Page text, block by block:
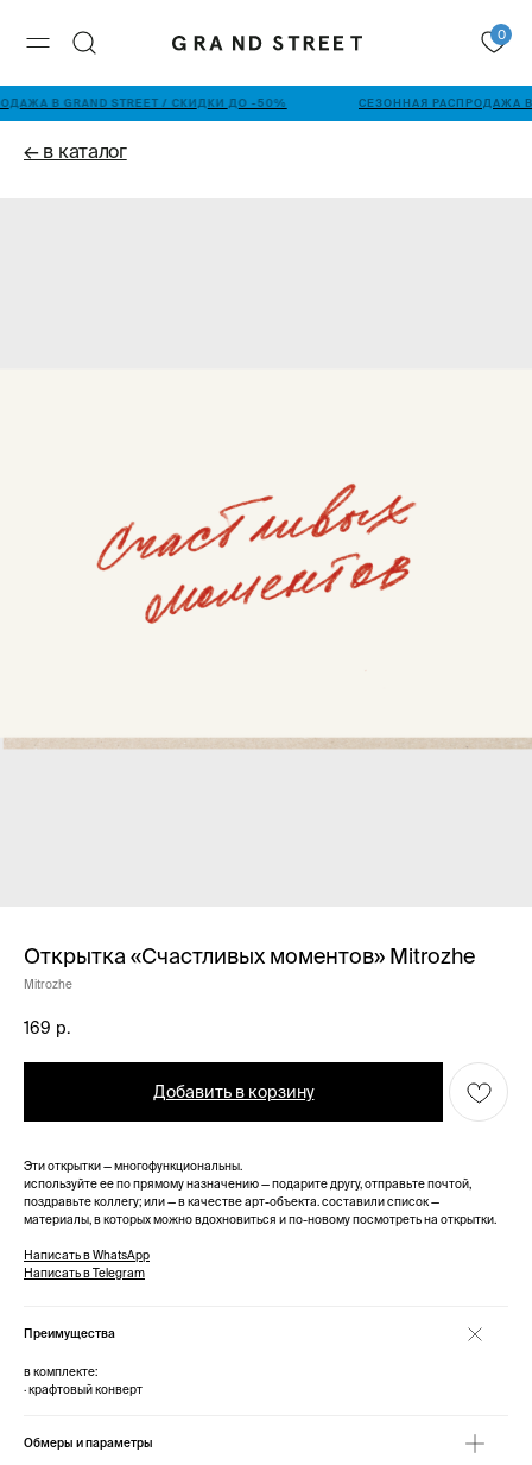
0
В GRAND STREET / СКИДКИ ДО -50% СЕЗОННАЯ РАСПРОДАЖА В
← в каталог
Открытка «Счастливых моментов» Mitrozhe
Mitrozhe
169 р.
Добавить в корзину
Эти открытки — многофункциональны.
используйте ее по прямому назначению — подарите другу, отправьте почтой,
поздравьте коллегу; или — в качестве арт-объекта. составили список —
материалы, в которых можно вдохновиться и по-новому посмотреть на открытки.
Написать в WhatsApp
Написать в Telegram
Преимущества
в комплекте:
· крафтовый конверт
Обмеры и параметры